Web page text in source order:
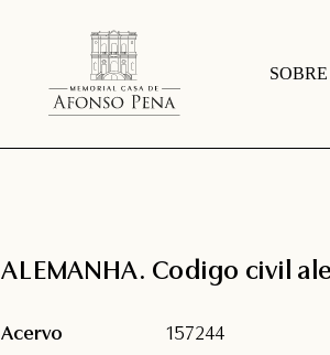
SOBRE
ALEMANHA. Codigo civil
Acervo 157244